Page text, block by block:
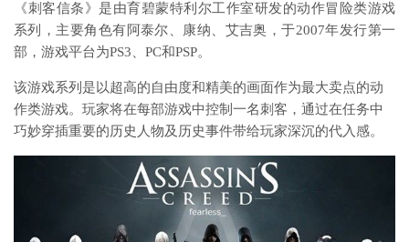
《刺客信条》是由育碧蒙特利尔工作室研发的动作冒险类游戏
系列，主要角色有阿泰尔、康纳、艾吉奥，于2007年发行第一
部，游戏平台为PS3、PC和PSP。
该游戏系列是以超高的自由度和精美的画面作为最大卖点的动
作类游戏。玩家将在每部游戏中控制一名刺客，通过在任务中
巧妙穿插重要的历史人物及历史事件带给玩家深沉的代入感。